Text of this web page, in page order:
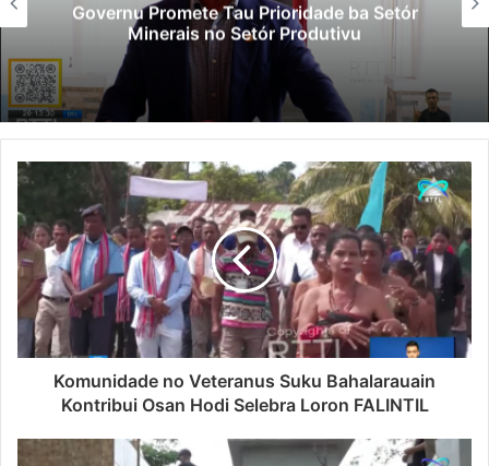
Governu Promete Tau Prioridade ba Setór
Minerais no Setór Produtivu
Komunidade no Veteranus Suku Bahalarauain
Kontribui Osan Hodi Selebra Loron FALINTIL